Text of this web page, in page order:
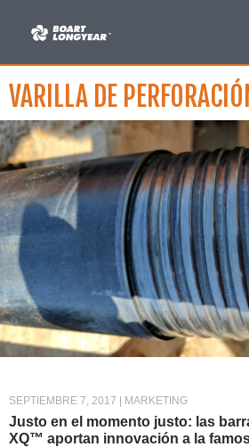
VARILLA DE
SEPTIEMBRE 7, 2017 | MARKETING
Justo en el momento justo: las
XQ™ aportan innovación a la